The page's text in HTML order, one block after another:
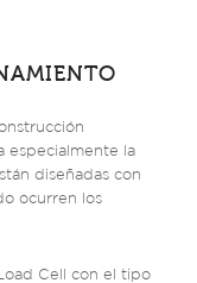
especialmente la
diseñadas con
ocurren los
Cell con el tipo